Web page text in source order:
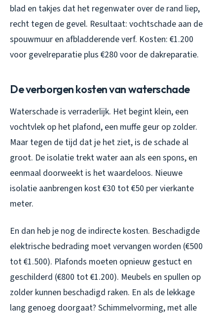
blad en takjes dat het regenwater over de rand liep,
recht tegen de gevel. Resultaat: vochtschade aan de
spouwmuur en afbladderende verf. Kosten: €1.200
voor gevelreparatie plus €280 voor de dakreparatie.
De verborgen kosten van waterschade
Waterschade is verraderlijk. Het begint klein, een
vochtvlek op het plafond, een muffe geur op zolder.
Maar tegen de tijd dat je het ziet, is de schade al
groot. De isolatie trekt water aan als een spons, en
eenmaal doorweekt is het waardeloos. Nieuwe
isolatie aanbrengen kost €30 tot €50 per vierkante
meter.
En dan heb je nog de indirecte kosten. Beschadigde
elektrische bedrading moet vervangen worden (€500
tot €1.500). Plafonds moeten opnieuw gestuct en
geschilderd (€800 tot €1.200). Meubels en spullen op
zolder kunnen beschadigd raken. En als de lekkage
lang genoeg doorgaat? Schimmelvorming, met alle